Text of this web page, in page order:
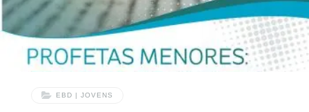
EBD | JOVENS